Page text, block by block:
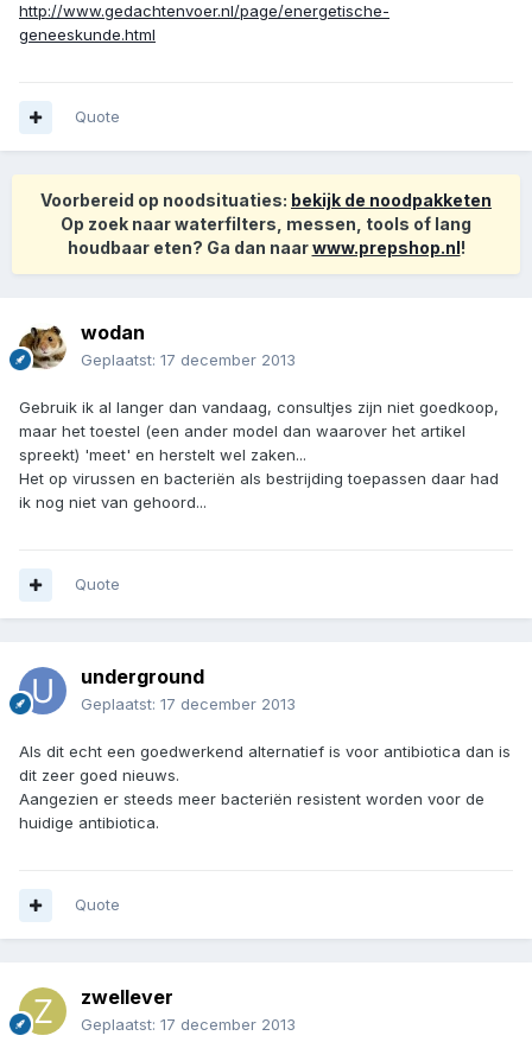
http://www.gedachtenvoer.nl/page/energetische-
geneeskunde.html
Quote
Voorbereid op noodsituaties: bekijk de noodpakketen
Op zoek naar waterfilters, messen, tools of lang
houdbaar eten? Ga dan naarwww.prepshop.nl!
wodan
Geplaatst: 17 december 2013
Gebruik ik al langer dan vandaag, consultjes zijn niet goedkoop,
maar het toestel (een ander model dan waarover het artikel
spreekt) 'meet' en herstelt wel zaken...
Het op virussen en bacteriën als bestrijding toepassen daar had
ik nog niet van gehoord...
Quote
underground
Geplaatst: 17 december 2013
Als dit echt een goedwerkend alternatief is voor antibiotica dan is
dit zeer goed nieuws.
Aangezien er steeds meer bacteriën resistent worden voor de
huidige antibiotica.
Quote
zwellever
Geplaatst: 17 december 2013